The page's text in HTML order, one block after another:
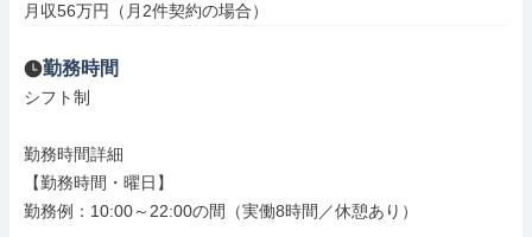
月収56万円（月2件契約の場合）
勤務時間
シフト制
勤務時間詳細
【勤務時間・曜日】
勤務例：10:00～22:00の間（実働8時間／休憩あり）